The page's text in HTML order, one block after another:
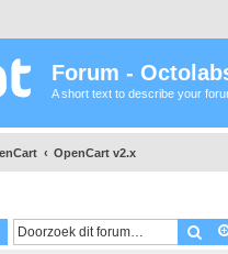
Forum -
A short text to describe your
OpenCart v2.x